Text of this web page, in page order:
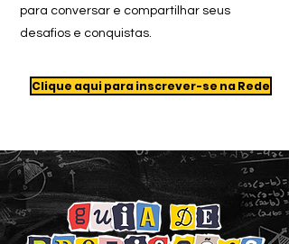
para conversar e compartilhar seus
desafios e conquistas.
Clique aqui para inscrever-se na Rede